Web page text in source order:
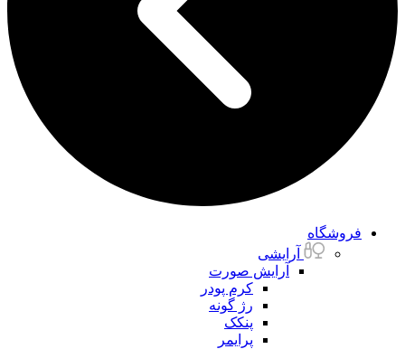
فروشگاه
آرایشی
آرایش صورت
کرم پودر
رژ گونه
پنکک
پرایمر